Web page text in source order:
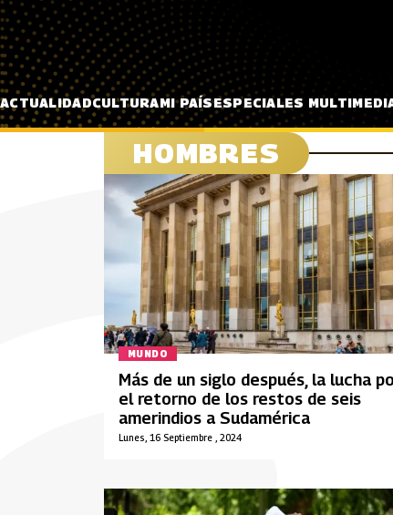
Pasar al contenido principal
ACTUALIDADCULTURAMI PAÍSESPECIALES
HOMBRES
MUNDO
Lunes, 16 Septiembre , 2024
Más de un siglo después, la lucha
el retorno de los restos de seis
amerindios a Sudamérica